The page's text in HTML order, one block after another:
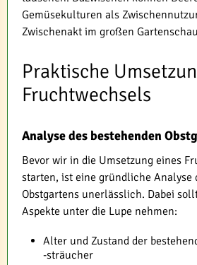
Gemüsekulturen als
Zwischenakt im großen
Praktische
Fruchtwechsels
Analyse des bestehenden
Bevor wir in die Umsetzung eines
starten, ist eine gründliche Analyse
Obstgartens unerlässlich. Dabei
Aspekte unter die Lupe nehmen:
Alter und Zustand der
-sträucher